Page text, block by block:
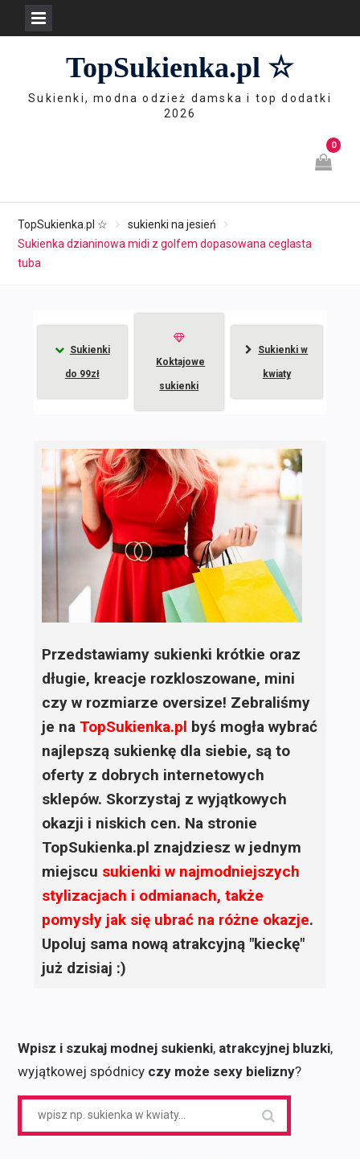
TopSukienka.pl ☆
Sukienki, modna odzież damska i top dodatki
2026
0
TopSukienka.pl ☆
sukienki na jesień
Sukienka dzianinowa midi z golfem dopasowana ceglasta
tuba
Sukienki
do 99zł
Koktajowe
sukienki
Sukienki w
kwiaty
Przedstawiamy sukienki krótkie oraz
długie, kreacje rozkloszowane, mini
czy w rozmiarze oversize! Zebraliśmy
je na TopSukienka.pl byś mogła wybrać
najlepszą sukienkę dla siebie, są to
oferty z dobrych internetowych
sklepów. Skorzystaj z wyjątkowych
okazji i niskich cen. Na stronie
TopSukienka.pl znajdziesz w jednym
miejscu sukienki w najmodniejszych
stylizacjach i odmianach, także
pomysły jak się ubrać na różne okazje.
Upoluj sama nową atrakcyjną "kieckę"
już dzisiaj :)
Wpisz i szukaj modnej sukienki, atrakcyjnej bluzki,
wyjątkowej spódnicy czy może sexy bielizny?